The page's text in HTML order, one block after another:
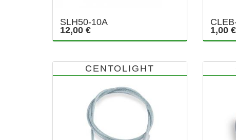
SLH50-10A
12,00 € 1,00 €
CENTOLIGHT